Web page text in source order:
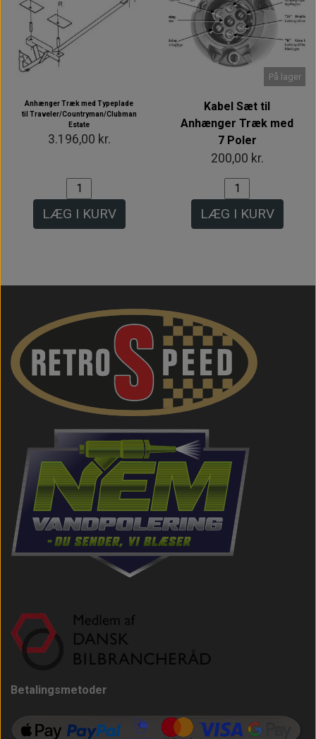
Anhænger Træk med Typeplade
til Traveler/Countryman/Clubman
Estate
3.196,00 kr.
LÆG I KURV
På lager
Kabel Sæt til
Anhænger Træk med
7 Poler
200,00 kr.
LÆG I KURV
Betalingsmetoder